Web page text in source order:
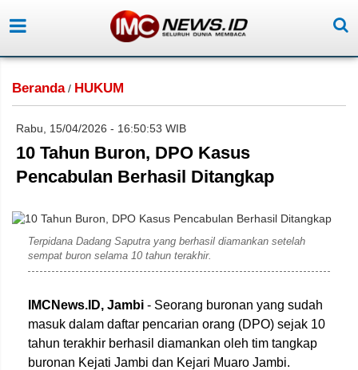
Beranda/ HUKUM
Rabu, 15/04/2026 - 16:50:53 WIB
10 Tahun Buron, DPO Kasus
Pencabulan Berhasil Ditangkap
Terpidana Dadang Saputra yang berhasil diamankan setelah
sempat buron selama 10 tahun terakhir.
IMCNews.ID, Jambi - Seorang buronan yang sudah
masuk dalam daftar pencarian orang (DPO) sejak 10
tahun terakhir berhasil diamankan oleh tim tangkap
buronan Kejati Jambi dan Kejari Muaro Jambi.